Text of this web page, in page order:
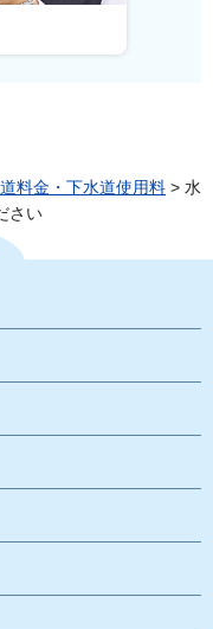
料金・下水道使用料 > 水
さい